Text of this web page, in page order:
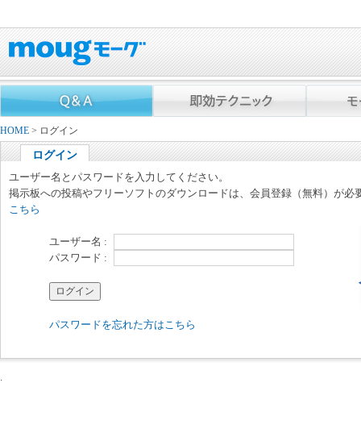
HOME > ログイン
ログイン
ユーザー名とパスワードを入力してください。
掲示板への投稿やフリーソフトのダウンロードは、会員登録（無料）が必
こちら
ユーザー名 :
パスワード :
パスワードを忘れた方はこちら